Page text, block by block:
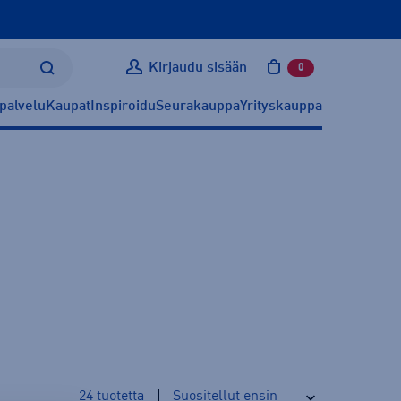
Kirjaudu sisään 0 tuotetta
Kaupat InspiroiduSeurakauppaYrityskauppa
24 tuotetta